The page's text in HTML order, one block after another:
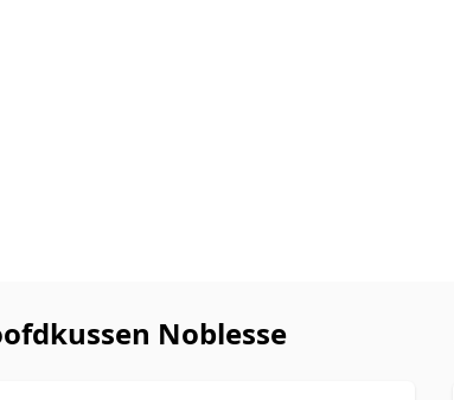
Noblesse